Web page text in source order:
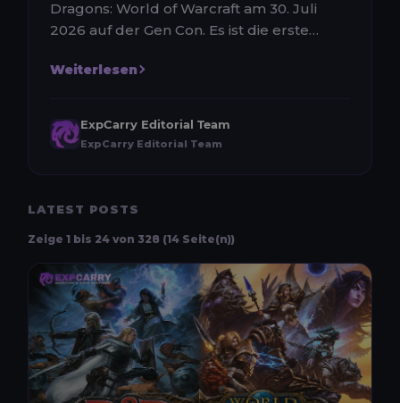
Dragons: World of Warcraft am 30. Juli
2026 auf der Gen Con. Es ist die erste
Crossove...
Weiterlesen
ExpCarry Editorial Team
ExpCarry Editorial Team
LATEST POSTS
Zeige 1 bis 24 von 328 (14 Seite(n))